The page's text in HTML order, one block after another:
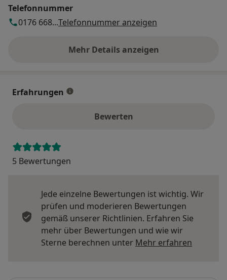
Telefonnummer
0176 668...Telefonnummer anzeigen
Mehr Details anzeigen
über die Adresse
Erfahrungen
Bewerten
5 Bewertungen
Jede einzelne Bewertungen ist wichtig. Wir
prüfen und moderieren Bewertungen
gemäß unserer Richtlinien. Erfahren Sie
mehr über Bewertungen und wie wir
Sterne berechnen unter Mehr erfahren